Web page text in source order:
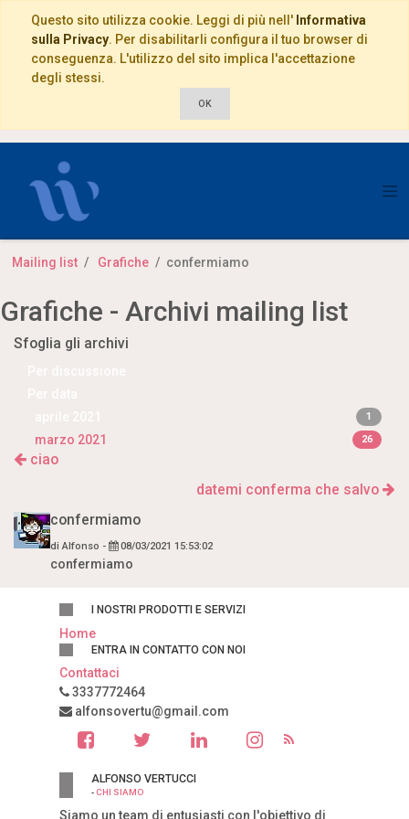
Questo sito utilizza cookie. Leggi di più nell' Informativa
sulla Privacy. Per disabilitarli configura il tuo browser di
conseguenza. L'utilizzo del sito implica l'accettazione
degli stessi.
OK
Mailing list Grafiche confermiamo
Grafiche - Archivi mailing list
Sfoglia gli archivi
1
marzo 2021 26
ciao
datemi conferma che salvo
confermiamo
diAlfonso - 08/03/2021 15:53:02
confermiamo
I NOSTRI PRODOTTI E SERVIZI
Home
ENTRA IN CONTATTO CON NOI
Contattaci
3337772464
alfonsovertu@gmail.com
ALFONSO VERTUCCI
-CHI SIAMO
Siamo un team di entusiasti con l'obiettivo di